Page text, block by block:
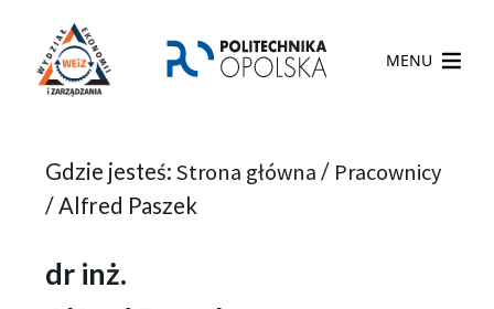
MENU
Gdzie jesteś: Strona główna / Pracownicy
/ Alfred Paszek
dr inż.